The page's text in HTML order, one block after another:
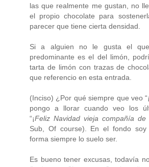
las que realmente me gustan, no
el propio chocolate para
parecer que tiene cierta densidad.
Si a alguien no le gusta el
predominante es el del limón,
tarta de limón con trazas de
que referencio en esta entrada.
(Inciso) ¿Por qué siempre que veo
pongo a llorar cuando veo los
“¡Feliz Navidad vieja compañía de
Sub, Of course). En el fondo
forma siempre lo suelo ser.
Es bueno tener excusas, todavía